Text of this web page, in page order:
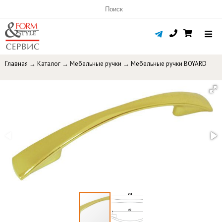
Главная → Каталог → Мебельные ручки → Мебельные ручки BOYARD